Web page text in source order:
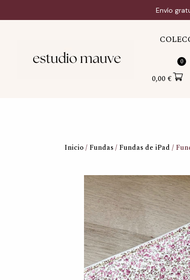
Envío
al
0,00 €
0
Inicio/ Fundas/ Fundas de iPad /